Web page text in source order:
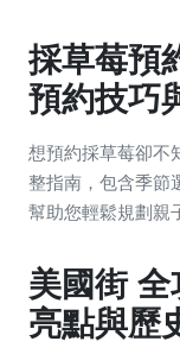
採草莓預
預約技巧
想預約採草莓卻不
整指南，包含季節
幫助您輕鬆規劃親
美國街
亮點與歷